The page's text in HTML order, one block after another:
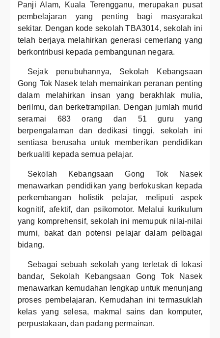
Panji Alam, Kuala Terengganu, merupakan pusat
pembelajaran yang penting bagi masyarakat
sekitar. Dengan kode sekolah TBA3014, sekolah ini
telah berjaya melahirkan generasi cemerlang yang
berkontribusi kepada pembangunan negara.
Sejak penubuhannya, Sekolah Kebangsaan
Gong Tok Nasek telah memainkan peranan penting
dalam melahirkan insan yang berakhlak mulia,
berilmu, dan berketrampilan. Dengan jumlah murid
seramai 683 orang dan 51 guru yang
berpengalaman dan dedikasi tinggi, sekolah ini
sentiasa berusaha untuk memberikan pendidikan
berkualiti kepada semua pelajar.
Sekolah Kebangsaan Gong Tok Nasek
menawarkan pendidikan yang berfokuskan kepada
perkembangan holistik pelajar, meliputi aspek
kognitif, afektif, dan psikomotor. Melalui kurikulum
yang komprehensif, sekolah ini memupuk nilai-nilai
murni, bakat dan potensi pelajar dalam pelbagai
bidang.
Sebagai sebuah sekolah yang terletak di lokasi
bandar, Sekolah Kebangsaan Gong Tok Nasek
menawarkan kemudahan lengkap untuk menunjang
proses pembelajaran. Kemudahan ini termasuklah
kelas yang selesa, makmal sains dan komputer,
perpustakaan, dan padang permainan.